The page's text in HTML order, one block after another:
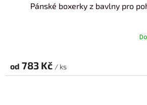
Pánské boxerky z bavlny pro
od 783 Kč / ks